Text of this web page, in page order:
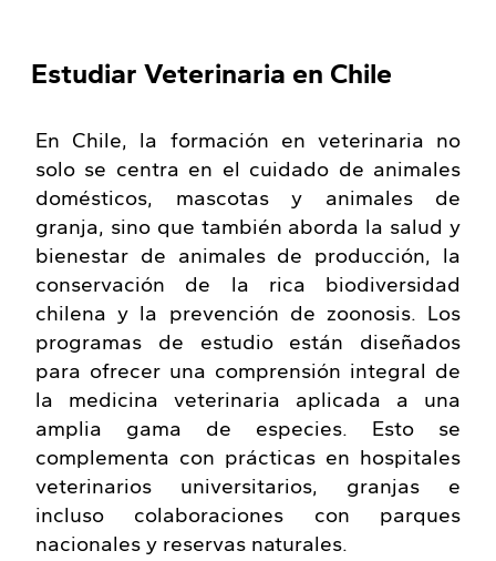
Estudiar Veterinaria en Chile
En Chile, la formación en veterinaria no
solo se centra en el cuidado de animales
domésticos, mascotas y animales de
granja, sino que también aborda la salud y
bienestar de animales de producción, la
conservación de la rica biodiversidad
chilena y la prevención de zoonosis. Los
programas de estudio están diseñados
para ofrecer una comprensión integral de
la medicina veterinaria aplicada a una
amplia gama de especies. Esto se
complementa con prácticas en hospitales
veterinarios universitarios, granjas e
incluso colaboraciones con parques
nacionales y reservas naturales.